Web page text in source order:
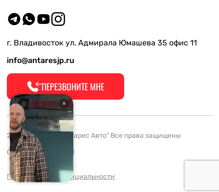
91
г. Владивосток ул. Адмирала Юмашева 35 офис 11
info@antaresjp.ru
ПЕРЕЗВОНИТЕ МНЕ
2008-2026 ООО "Антарес Авто" Все права защищены
ОГРН 1132537005061
Политика конфиденциальности